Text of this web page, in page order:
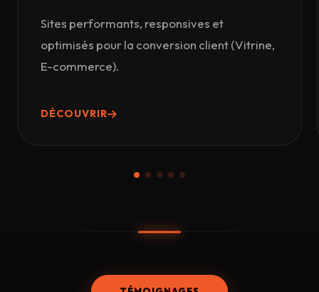
Sites performants, responsives et
optimisés pour la conversion client (Vitrine,
E-commerce).
DÉCOUVRIR